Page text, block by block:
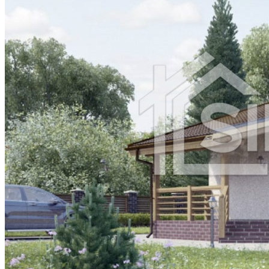
Державинск
Ерейментау
Есик
Есиль
Жанатас
Жаркент
Жетысай
Житикара
Зайсан
Кандыагаш
Каратау
Каркаралинск
Каскелен
Кентау
Кулсары
Ленгер
Лисаковск
Макинск
Мамлютка
Сарканд
Сарыагаш